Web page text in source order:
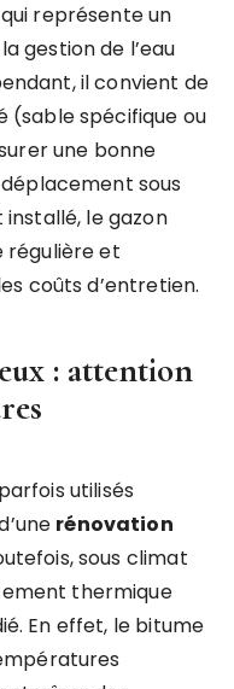
représente un
gestion de l’eau
il convient de
(sable spécifique ou
une bonne
sous
le gazon
régulière et
coûts d’entretien.
: attention
utilisés
rénovation
sous climat
thermique
En effet, le bitume